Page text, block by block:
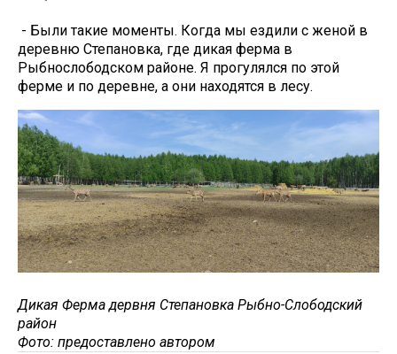
- Были такие моменты. Когда мы ездили с женой в
деревню Степановка, где дикая ферма в
Рыбнослободском районе. Я прогулялся по этой
ферме и по деревне, а они находятся в лесу.
Дикая Ферма дервня Степановка Рыбно-Слободский
район
Фото: предоставлено автором